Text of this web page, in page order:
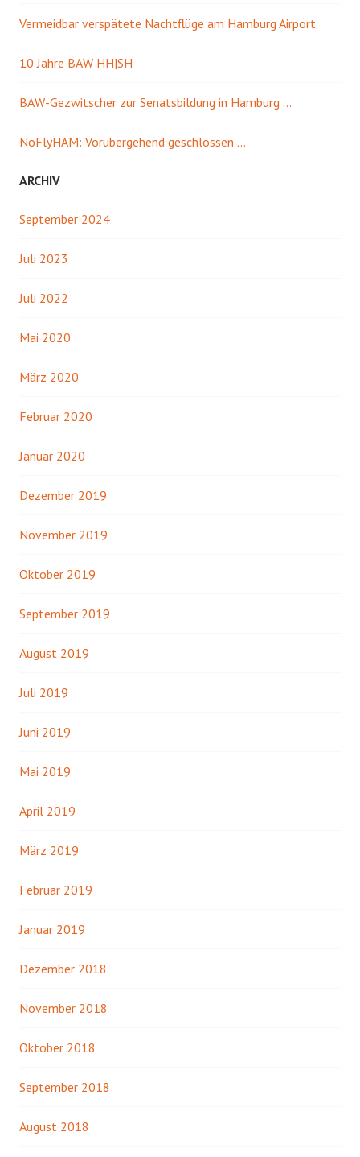
Vermeidbar verspätete Nachtflüge am Hamburg Airport
10 Jahre BAW HH|SH
BAW-Gezwitscher zur Senatsbildung in Hamburg …
NoFlyHAM: Vorübergehend geschlossen …
ARCHIV
September 2024
Juli 2023
Juli 2022
Mai 2020
März 2020
Februar 2020
Januar 2020
Dezember 2019
November 2019
Oktober 2019
September 2019
August 2019
Juli 2019
Juni 2019
Mai 2019
April 2019
März 2019
Februar 2019
Januar 2019
Dezember 2018
November 2018
Oktober 2018
September 2018
August 2018